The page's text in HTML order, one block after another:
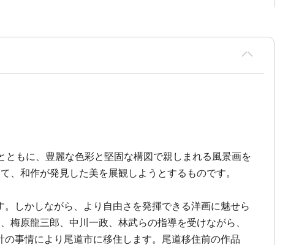
もに、豊麗な色彩と堅固な構図で親しまれる風景画を
、和作が発見した美を展観しようとするものです。
しかしながら、より自由さを発揮できる洋画に魅せら
原龍三郎、中川一政、林武らの指導を受けながら、
事情により尾道市に移住します。尾道移住前の作品